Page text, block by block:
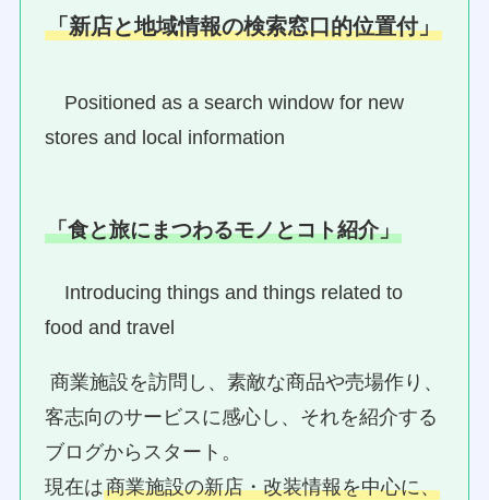
「新店と地域情報の検索窓口的位置付」
Positioned as a search window for new
stores and local information
「食と旅にまつわるモノとコト紹介」
Introducing things and things related to
food and travel
商業施設を訪問し、素敵な商品や売場作り、
客志向のサービスに感心し、それを紹介する
ブログからスタート。
現在は商業施設の新店・改装情報を中心に、